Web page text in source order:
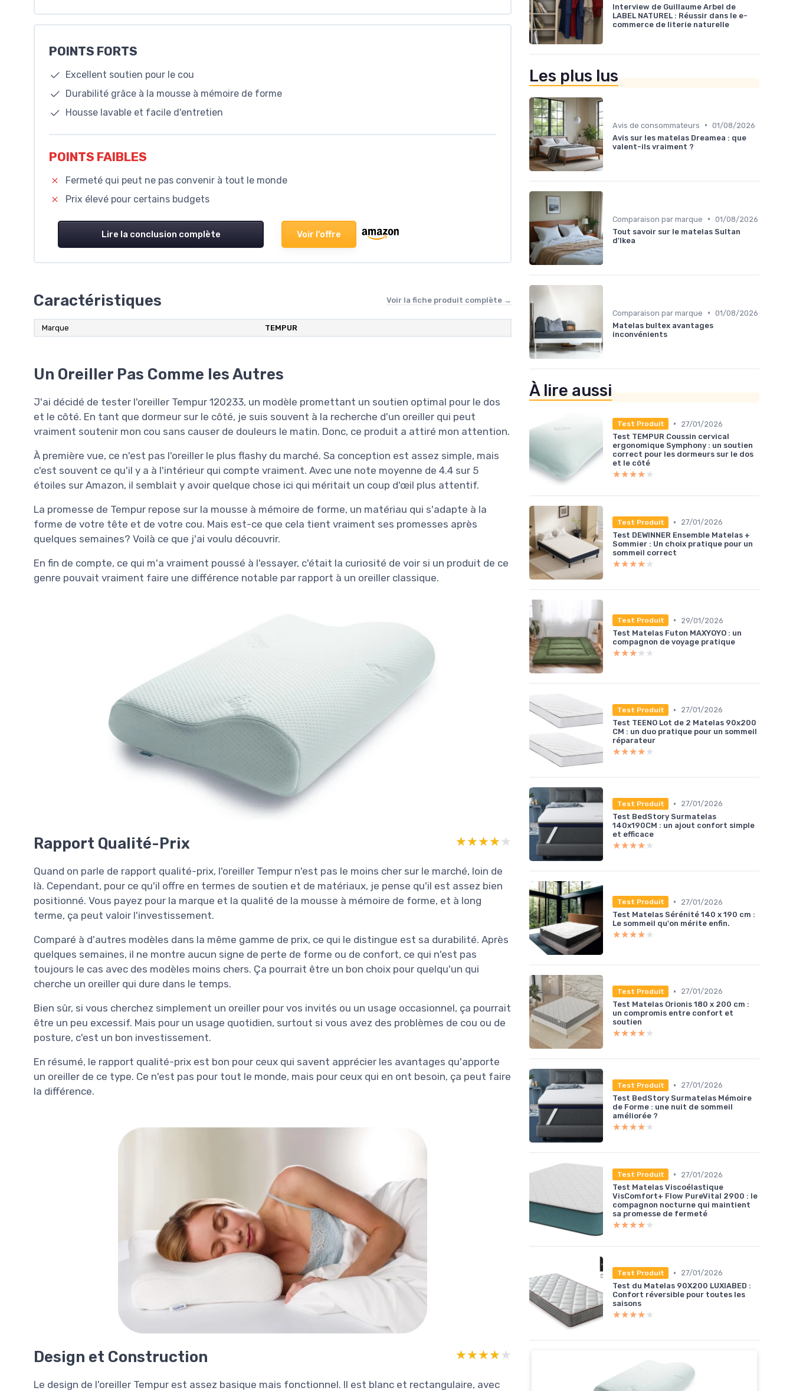
POINTS FORTS
Excellent soutien pour le cou
Durabilité grâce à la mousse à mémoire de forme
Housse lavable et facile d'entretien
POINTS FAIBLES
Fermeté qui peut ne pas convenir à tout le monde
Prix élevé pour certains budgets
Lire la conclusion complète Voir l'offre
Caractéristiques Voir la fiche produit complète →
Marque TEMPUR
Un Oreiller Pas Comme les Autres
J'ai décidé de tester l'oreiller Tempur 120233, un modèle promettant un soutien optimal pour le dos
et le côté. En tant que dormeur sur le côté, je suis souvent à la recherche d'un oreiller qui peut
vraiment soutenir mon cou sans causer de douleurs le matin. Donc, ce produit a attiré mon attention.
À première vue, ce n'est pas l'oreiller le plus flashy du marché. Sa conception est assez simple, mais
c'est souvent ce qu'il y a à l'intérieur qui compte vraiment. Avec une note moyenne de 4.4 sur 5
étoiles sur Amazon, il semblait y avoir quelque chose ici qui méritait un coup d'œil plus attentif.
La promesse de Tempur repose sur la mousse à mémoire de forme, un matériau qui s'adapte à la
forme de votre tête et de votre cou. Mais est-ce que cela tient vraiment ses promesses après
quelques semaines? Voilà ce que j'ai voulu découvrir.
En fin de compte, ce qui m'a vraiment poussé à l'essayer, c'était la curiosité de voir si un produit de ce
genre pouvait vraiment faire une différence notable par rapport à un oreiller classique.
Rapport Qualité-Prix ★★★★★
★★★★★
Quand on parle de rapport qualité-prix, l'oreiller Tempur n'est pas le moins cher sur le marché, loin de
là. Cependant, pour ce qu'il offre en termes de soutien et de matériaux, je pense qu'il est assez bien
positionné. Vous payez pour la marque et la qualité de la mousse à mémoire de forme, et à long
terme, ça peut valoir l'investissement.
Comparé à d'autres modèles dans la même gamme de prix, ce qui le distingue est sa durabilité. Après
quelques semaines, il ne montre aucun signe de perte de forme ou de confort, ce qui n'est pas
toujours le cas avec des modèles moins chers. Ça pourrait être un bon choix pour quelqu'un qui
cherche un oreiller qui dure dans le temps.
Bien sûr, si vous cherchez simplement un oreiller pour vos invités ou un usage occasionnel, ça pourrait
être un peu excessif. Mais pour un usage quotidien, surtout si vous avez des problèmes de cou ou de
posture, c'est un bon investissement.
En résumé, le rapport qualité-prix est bon pour ceux qui savent apprécier les avantages qu'apporte
un oreiller de ce type. Ce n'est pas pour tout le monde, mais pour ceux qui en ont besoin, ça peut faire
la différence.
Design et Construction ★★★★★
★★★★★
Le design de l'oreiller Tempur est assez basique mais fonctionnel. Il est blanc et rectangulaire, avec
Interview de Guillaume Arbel de
LABEL NATUREL : Réussir dans le e-
commerce de literie naturelle
Les plus lus
Avis de consommateurs • 01/08/2026
Avis sur les matelas Dreamea : que
valent-ils vraiment ?
Comparaison par marque • 01/08/2026
Tout savoir sur le matelas Sultan
d'Ikea
Comparaison par marque • 01/08/2026
Matelas bultex avantages
inconvénients
À lire aussi
Test Produit •
27/01/2026
Test TEMPUR Coussin cervical
ergonomique Symphony : un soutien
correct pour les dormeurs sur le dos
et le côté
★★★★★
★★★★★
Test Produit •
27/01/2026
Test DEWINNER Ensemble Matelas +
Sommier : Un choix pratique pour un
sommeil correct
★★★★★
★★★★★
Test Produit •
29/01/2026
Test Matelas Futon MAXYOYO : un
compagnon de voyage pratique
★★★★★
★★★★★
Test Produit •
27/01/2026
Test TEENO Lot de 2 Matelas 90x200
CM : un duo pratique pour un sommeil
réparateur
★★★★★
★★★★★
Test Produit •
27/01/2026
Test BedStory Surmatelas
140x190CM : un ajout confort simple
et efficace
★★★★★
★★★★★
Test Produit •
27/01/2026
Test Matelas Sérénité 140 x 190 cm :
Le sommeil qu'on mérite enfin.
★★★★★
★★★★★
Test Produit •
27/01/2026
Test Matelas Orionis 180 x 200 cm :
un compromis entre confort et
soutien
★★★★★
★★★★★
Test Produit •
27/01/2026
Test BedStory Surmatelas Mémoire
de Forme : une nuit de sommeil
améliorée ?
★★★★★
★★★★★
Test Produit •
27/01/2026
Test Matelas Viscoélastique
VisComfort+ Flow PureVital 2900 : le
compagnon nocturne qui maintient
sa promesse de fermeté
★★★★★
★★★★★
Test Produit •
27/01/2026
Test du Matelas 90X200 LUXIABED :
Confort réversible pour toutes les
saisons
★★★★★
★★★★★